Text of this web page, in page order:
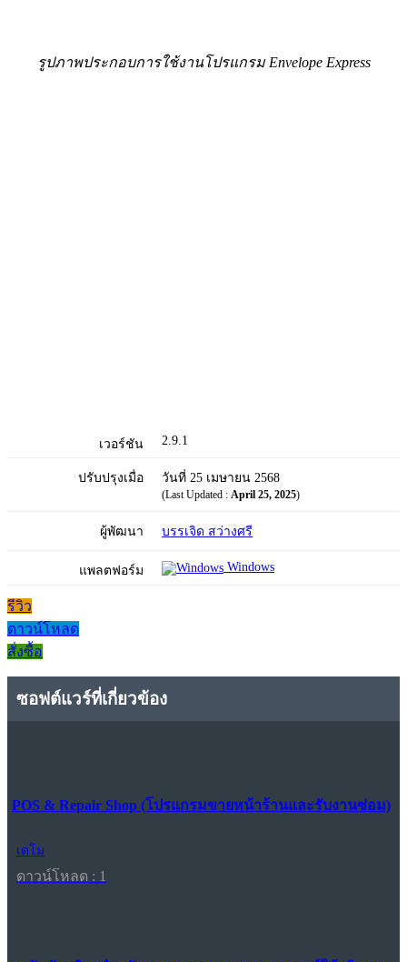
รูปภาพประกอบการใช้งานโปรแกรม Envelope Express
เวอร์ชัน 2.9.1
ปรับปรุงเมื่อ วันที่ 25 เมษายน 2568
(Last Updated : April 25, 2025)
ผู้พัฒนา บรรเจิด สว่างศรี
แพลตฟอร์ม Windows
รีวิว
ดาวน์โหลด
สั่งซื้อ
ซอฟต์แวร์ที่เกี่ยวข้อง
POS & Repair Shop (โปรแกรมขายหน้าร้านและรับงานซ่อม)
เดโม
ดาวน์โหลด : 1